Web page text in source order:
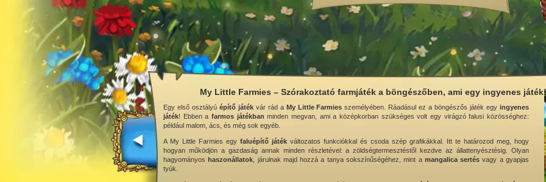
My Little Farmies – Szórakoztató farmjáték a böngészőben, ami egy ingyenes játék!
Egy első osztályú építő játékvár rád a My Little Farmies személyében. Ráadásul ez a böngészős játék egyingyenes
játék! Ebben a farmos játékban minden megvan, ami a középkorban szükséges volt egy virágzó falusi közösséghez:
például malom, ács, és még sok egyéb.
A My Little Farmies egy faluépítő játék változatos funkciókkal és csoda szép grafikákkal. Itt te határozod meg, hogy
hogyan működjön a gazdaság annak minden részletével: a zöldségtermesztéstől kezdve az állattenyésztésig. Olyan
hagyományoshaszonállatok , járulnak majd hozzá a tanya sokszínűségéhez, mint a mangalica sertés vagy a gyapjas
tyúk.